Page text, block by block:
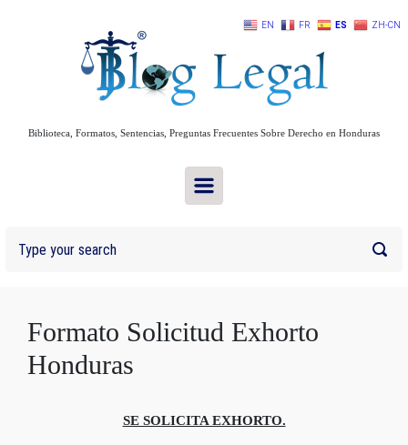
Biblioteca, Formatos, Sentencias, Preguntas Frecuentes Sobre Derecho en Honduras
Formato Solicitud Exhorto
Honduras
SE SOLICITA EXHORTO.
EN FR ES ZH-CN